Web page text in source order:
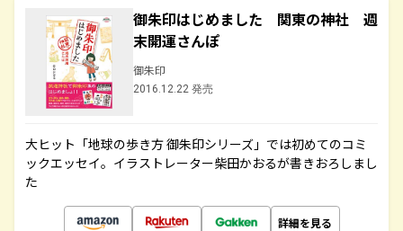
御朱印はじめました 関東の神社 週
末開運さんぽ
御朱印
2016.12.22 発売
大ヒット「地球の歩き方 御朱印シリーズ」では初めてのコミ
ックエッセイ。イラストレーター柴田かおるが書きおろしまし
た
詳細を見る